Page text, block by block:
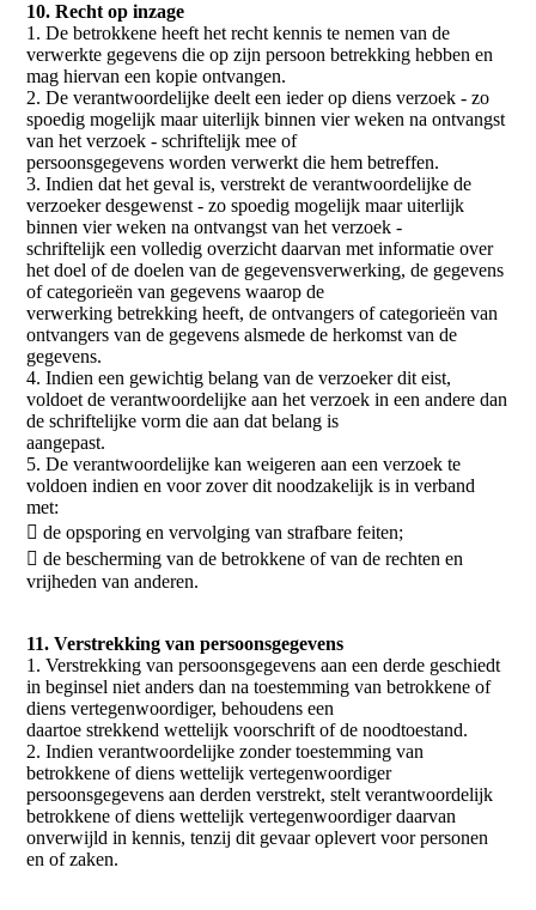
10. Recht op inzage
1. De betrokkene heeft het recht kennis te nemen van de
verwerkte gegevens die op zijn persoon betrekking hebben en
mag hiervan een kopie ontvangen.
2. De verantwoordelijke deelt een ieder op diens verzoek - zo
spoedig mogelijk maar uiterlijk binnen vier weken na ontvangst
van het verzoek - schriftelijk mee of
persoonsgegevens worden verwerkt die hem betreffen.
3. Indien dat het geval is, verstrekt de verantwoordelijke de
verzoeker desgewenst - zo spoedig mogelijk maar uiterlijk
binnen vier weken na ontvangst van het verzoek -
schriftelijk een volledig overzicht daarvan met informatie over
het doel of de doelen van de gegevensverwerking, de gegevens
of categorieën van gegevens waarop de
verwerking betrekking heeft, de ontvangers of categorieën van
ontvangers van de gegevens alsmede de herkomst van de
gegevens.
4. Indien een gewichtig belang van de verzoeker dit eist,
voldoet de verantwoordelijke aan het verzoek in een andere dan
de schriftelijke vorm die aan dat belang is
aangepast.
5. De verantwoordelijke kan weigeren aan een verzoek te
voldoen indien en voor zover dit noodzakelijk is in verband
met:
 de opsporing en vervolging van strafbare feiten;
 de bescherming van de betrokkene of van de rechten en
vrijheden van anderen.
11. Verstrekking van persoonsgegevens
1. Verstrekking van persoonsgegevens aan een derde geschiedt
in beginsel niet anders dan na toestemming van betrokkene of
diens vertegenwoordiger, behoudens een
daartoe strekkend wettelijk voorschrift of de noodtoestand.
2. Indien verantwoordelijke zonder toestemming van
betrokkene of diens wettelijk vertegenwoordiger
persoonsgegevens aan derden verstrekt, stelt verantwoordelijk
betrokkene of diens wettelijk vertegenwoordiger daarvan
onverwijld in kennis, tenzij dit gevaar oplevert voor personen
en of zaken.